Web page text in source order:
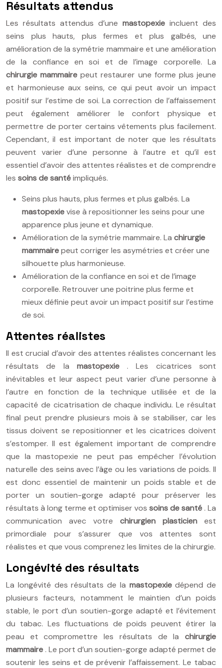
Résultats attendus
Les résultats attendus d’une mastopexie incluent des
seins plus hauts, plus fermes et plus galbés, une
amélioration de la symétrie mammaire et une amélioration
de la confiance en soi et de l’image corporelle. La
chirurgie mammairepeut restaurer une forme plus jeune
et harmonieuse aux seins, ce qui peut avoir un impact
positif sur l’estime de soi. La correction de l’affaissement
peut également améliorer le confort physique et
permettre de porter certains vêtements plus facilement.
Cependant, il est important de noter que les résultats
peuvent varier d’une personne à l’autre et qu’il est
essentiel d’avoir des attentes réalistes et de comprendre
les soins de santéimpliqués.
Seins plus hauts, plus fermes et plus galbés. La
mastopexievise à repositionner les seins pour une
apparence plus jeune et dynamique.
Amélioration de la symétrie mammaire. La chirurgie
mammairepeut corriger les asymétries et créer une
silhouette plus harmonieuse.
Amélioration de la confiance en soi et de l’image
corporelle. Retrouver une poitrine plus ferme et
mieux définie peut avoir un impact positif sur l’estime
de soi.
Attentes réalistes
Il est crucial d’avoir des attentes réalistes concernant les
résultats de la mastopexie . Les cicatrices sont
inévitables et leur aspect peut varier d’une personne à
l’autre en fonction de la technique utilisée et de la
capacité de cicatrisation de chaque individu. Le résultat
final peut prendre plusieurs mois à se stabiliser, car les
tissus doivent se repositionner et les cicatrices doivent
s’estomper. Il est également important de comprendre
que la mastopexie ne peut pas empêcher l’évolution
naturelle des seins avec l’âge ou les variations de poids. Il
est donc essentiel de maintenir un poids stable et de
porter un soutien-gorge adapté pour préserver les
résultats à long terme et optimiser vos soins de santé . La
communication avec votre chirurgien plasticien est
primordiale pour s’assurer que vos attentes sont
réalistes et que vous comprenez les limites de la chirurgie.
Longévité des résultats
La longévité des résultats de la mastopexiedépend de
plusieurs facteurs, notamment le maintien d’un poids
stable, le port d’un soutien-gorge adapté et l’évitement
du tabac. Les fluctuations de poids peuvent étirer la
peau et compromettre les résultats de la chirurgie
mammaire . Le port d’un soutien-gorge adapté permet de
soutenir les seins et de prévenir l’affaissement. Le tabac